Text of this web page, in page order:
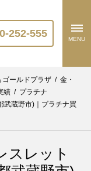
252-555 MENU
ゴールドプラザ / 金・
績 / プラチナ
武蔵野市)｜プラチナ買
スレット